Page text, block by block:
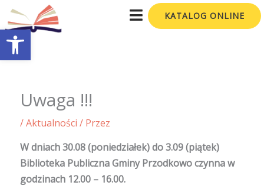
Otwórz pasek narzędzi
Przejdź
do
treści
KATALOG ONLINE
Uwaga !!!
/Aktualności / Przez
W dniach 30.08 (poniedziałek) do 3.09 (piątek)
Biblioteka Publiczna Gminy Przodkowo czynna w
godzinach 12.00 – 16.00.